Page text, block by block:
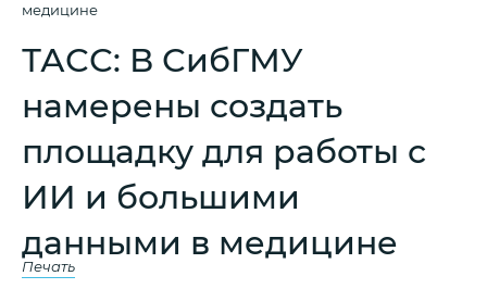
медицине
ТАСС: В СибГМУ
намерены создать
площадку для работы с
ИИ и большими
данными в медицине
Печать